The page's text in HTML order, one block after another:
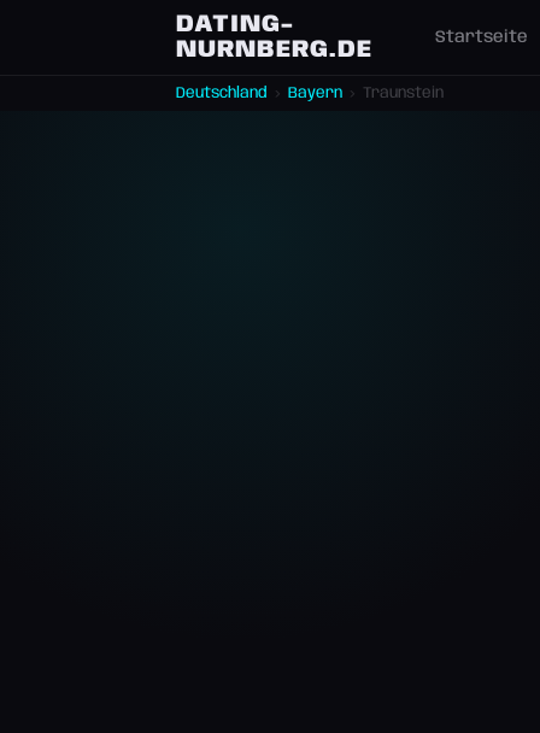
DATING-
NURNBERG.DE
Startseite
Deutschland › Bayern › Traunstein